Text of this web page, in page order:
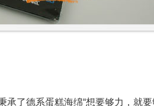
了德系蛋糕海绵“想要够力，就要